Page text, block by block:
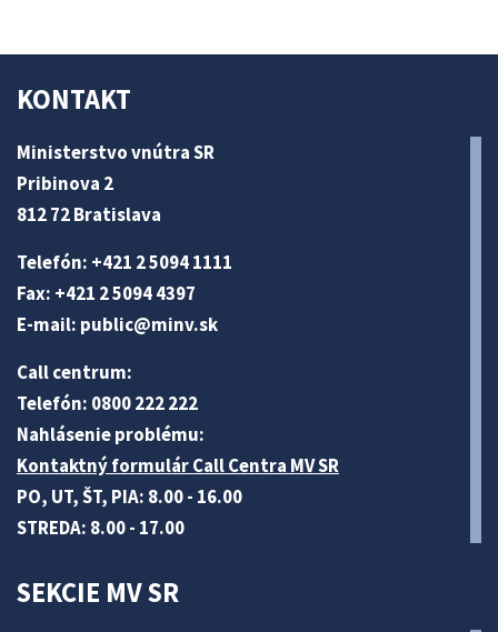
KONTAKT
Ministerstvo vnútra SR
Pribinova 2
812 72 Bratislava
Telefón: +421 2 5094 1111
Fax: +421 2 5094 4397
E-mail: public@minv.sk
Call centrum:
Telefón: 0800 222 222
Nahlásenie problému:
Kontaktný formulár Call Centra MV SR
PO, UT, ŠT, PIA: 8.00 - 16.00
STREDA: 8.00 - 17.00
SEKCIE MV SR